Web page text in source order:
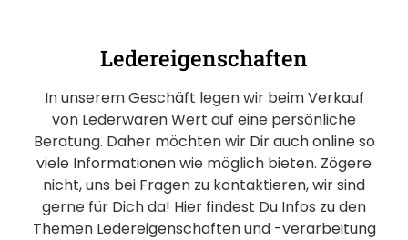
Ledereigenschaften
In unserem Geschäft legen wir beim Verkauf
von Lederwaren Wert auf eine persönliche
Beratung. Daher möchten wir Dir auch online so
viele Informationen wie möglich bieten. Zögere
nicht, uns bei Fragen zu kontaktieren, wir sind
gerne für Dich da! Hier findest Du Infos zu den
Themen Ledereigenschaften und -verarbeitung